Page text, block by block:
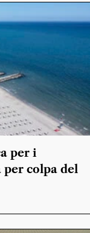
per i
per colpa del